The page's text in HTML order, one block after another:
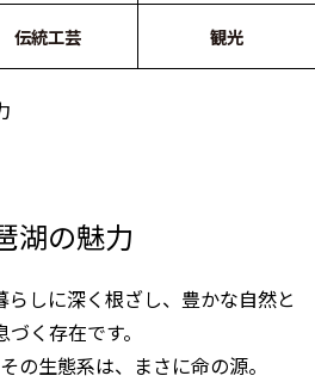
伝統工芸 観光
湖の魅力
しに深く根ざし、豊かな自然と
づく存在です。
の生態系は、まさに命の源。